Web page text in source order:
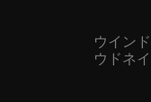
ウイン
ウドネ